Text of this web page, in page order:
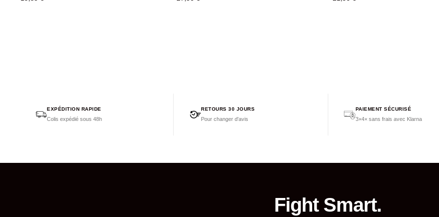
EXPÉDITION RAPIDE
Colis expédié sous 48h
RETOURS 30 JOURS
Pour changer d'avis
PAIEMENT SÉCURISÉ
3×4× sans frais avec Klarna
Fight Smart.